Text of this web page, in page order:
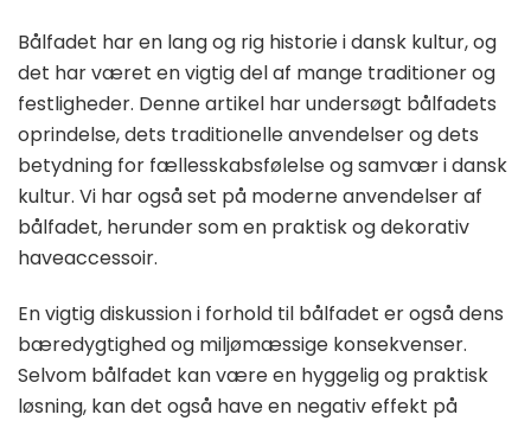
Bålfadet har en lang og rig historie i dansk kultur, og
det har været en vigtig del af mange traditioner og
festligheder. Denne artikel har undersøgt bålfadets
oprindelse, dets traditionelle anvendelser og dets
betydning for fællesskabsfølelse og samvær i dansk
kultur. Vi har også set på moderne anvendelser af
bålfadet, herunder som en praktisk og dekorativ
haveaccessoir.
En vigtig diskussion i forhold til bålfadet er også dens
bæredygtighed og miljømæssige konsekvenser.
Selvom bålfadet kan være en hyggelig og praktisk
løsning, kan det også have en negativ effekt på